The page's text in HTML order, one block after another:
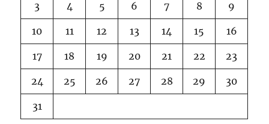
3 4 5 6 7 8 9
10 11 12 13 14 15 16
17 18 19 20 21 22 23
24 25 26 27 28 29 30
31